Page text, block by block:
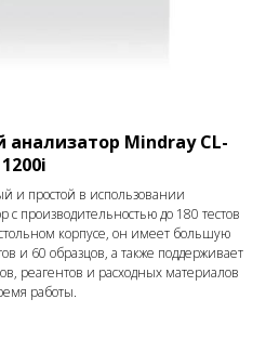
Mindray CL-
1200i
и простой в использовании
производительностью до 180 тестов
корпусе, он имеет большую
и 60 образцов, а также поддерживает
реагентов и расходных материалов
работы.